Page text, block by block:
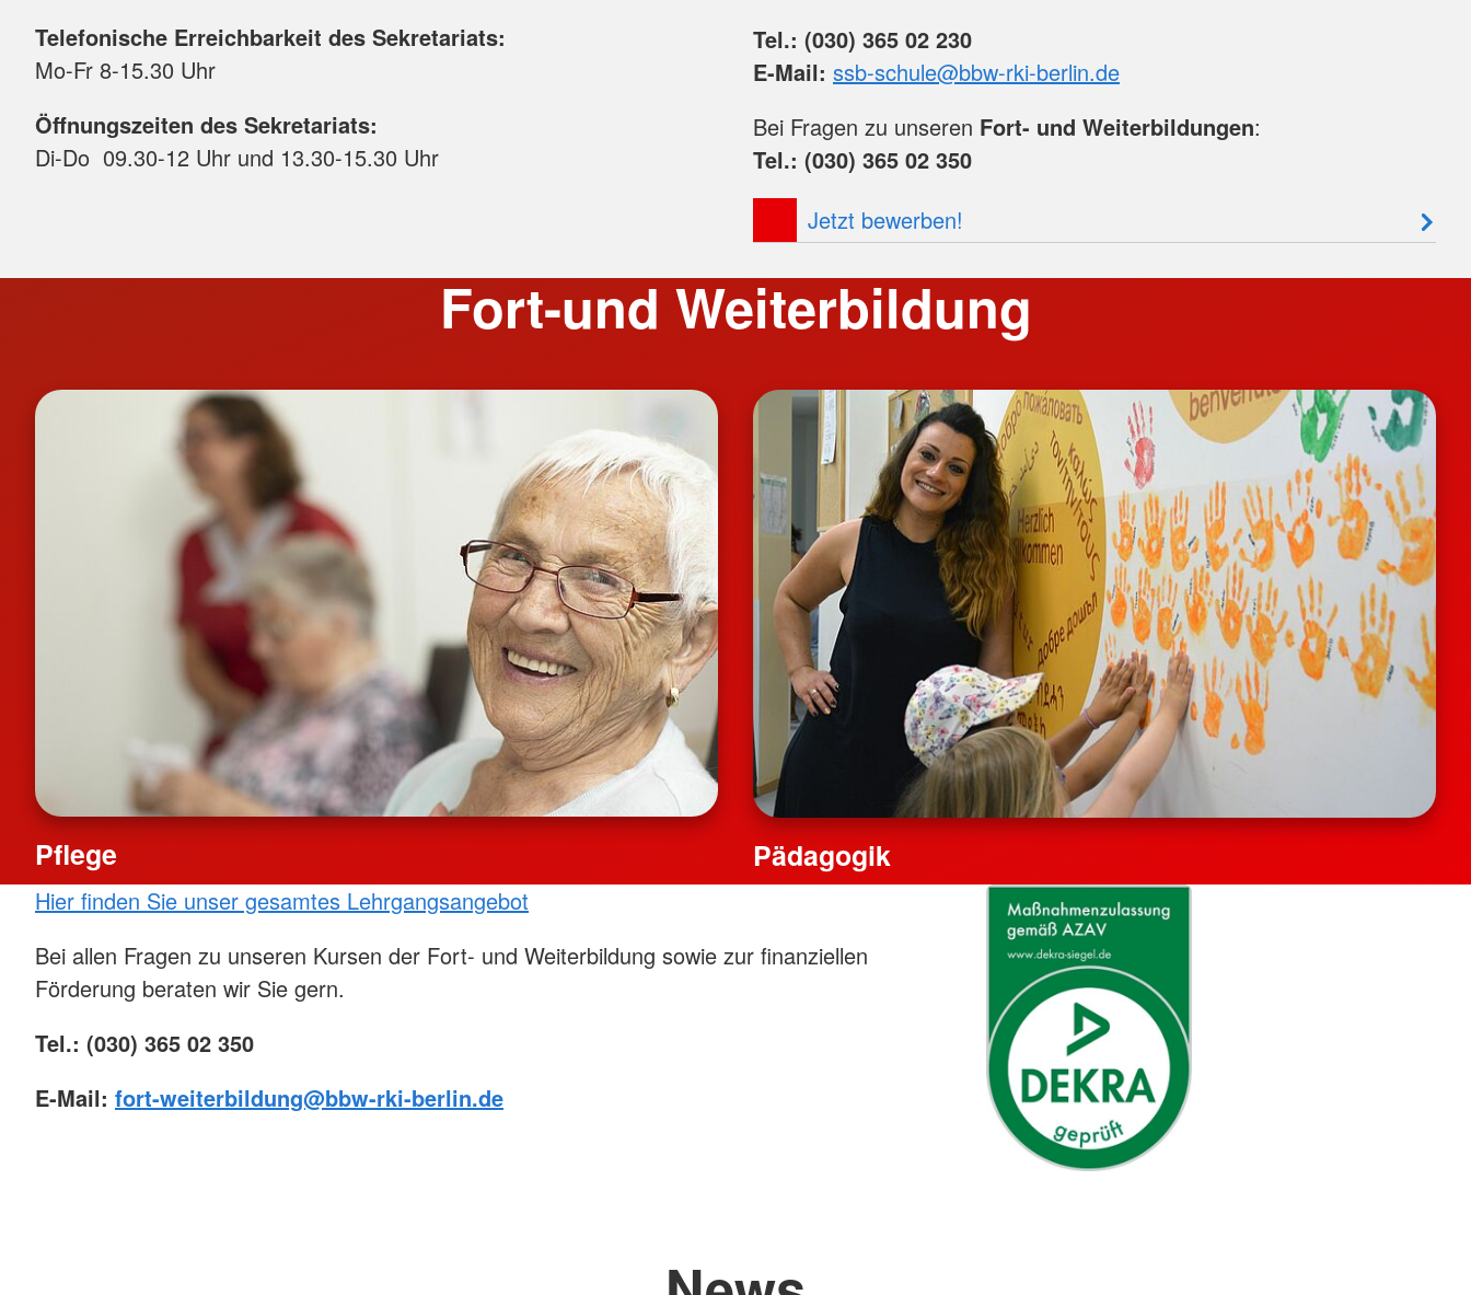
Telefonische Erreichbarkeit des Sekretariats:
Mo-Fr 8-15.30 Uhr
Öffnungszeiten des Sekretariats:
Di-Do 09.30-12 Uhr und 13.30-15.30 Uhr
Tel.: (030) 365 02 230
E-Mail: ssb-schule@bbw-rki-berlin.de
Bei Fragen zu unseren Fort- und Weiterbildungen:
Tel.: (030) 365 02 350
Jetzt bewerben!
Fort-und Weiterbildung
Pflege Pädagogik
Hier finden Sie unser gesamtes Lehrgangsangebot
Bei allen Fragen zu unseren Kursen der Fort- und Weiterbildung sowie zur finanziellen
Förderung beraten wir Sie gern.
Tel.: (030) 365 02 350
E-Mail: fort-weiterbildung@bbw-rki-berlin.de